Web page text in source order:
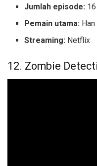
Jumlah episode: 16
Pemain utama:
Streaming: Netflix
12. Zombie